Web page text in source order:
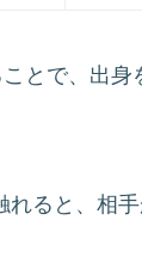
とで、出
れると、相